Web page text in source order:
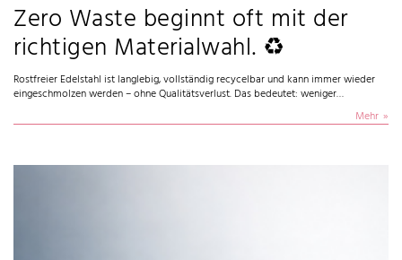
Zero Waste beginnt oft mit der
richtigen Materialwahl. ♻
Rostfreier Edelstahl ist langlebig, vollständig recycelbar und kann immer wieder
eingeschmolzen werden – ohne Qualitätsverlust. Das bedeutet: weniger…
Mehr